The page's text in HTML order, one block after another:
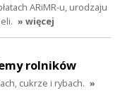
ARiMR-u, urodzaju
» więcej
rolników
cukrze i rybach. »